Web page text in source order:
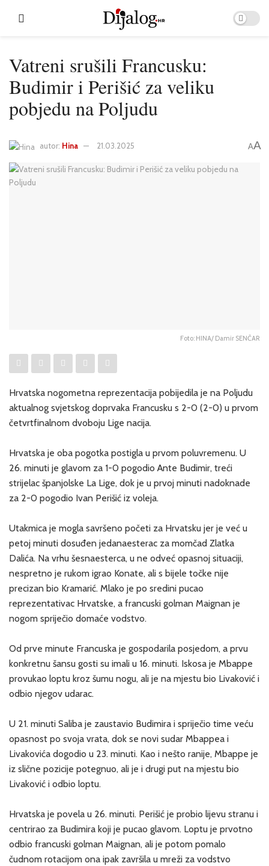
Vatreni srušili Francusku:
Budimir i Perišić za veliku
pobjedu na Poljudu
autor: Hina 21.03.2025 AA
Foto: HINA/ Damir SENČAR
Hrvatska nogometna reprezentacija pobijedila je na Poljudu
aktualnog svjetskog doprvaka Francusku s 2-0 (2-0) u prvom
četvrtfinalnom dvoboju Lige nacija.
Hrvatska je oba pogotka postigla u prvom poluvremenu. U
26. minuti je glavom za 1-0 pogodio Ante Budimir, treći
strijelac španjolske La Lige, dok je u prvoj minuti nadoknade
za 2-0 pogodio Ivan Perišić iz voleja.
Utakmica je mogla savršeno početi za Hrvatsku jer je već u
petoj minuti dosuđen jedanaesterac za momčad Zlatka
Dalića. Na vrhu šesnaesterca, u ne odveć opasnoj situaciji,
nespretno je rukom igrao Konate, ali s bijele točke nije
precizan bio Kramarić. Mlako je po sredini pucao
reprezentativac Hrvatske, a francuski golman Maignan je
nogom spriječio domaće vodstvo.
Od prve minute Francuska je gospodarila posjedom, a prvu
konkretnu šansu gosti su imali u 16. minuti. Iskosa je Mbappe
provukao loptu kroz šumu nogu, ali je na mjestu bio Livaković i
odbio njegov udarac.
U 21. minuti Saliba je zaustavio Budimira i spriječio time veću
opasnost po svoja vrata, dok se novi sudar Mbappea i
Livakovića dogodio u 23. minuti. Kao i nešto ranije, Mbappe je
iz slične pozicije potegnuo, ali je i drugi put na mjestu bio
Livaković i odbio loptu.
Hrvatska je povela u 26. minuti. Perišić je probio lijevu stranu i
centrirao za Budimira koji je pucao glavom. Loptu je prvotno
odbio francuski golman Maignan, ali je potom pomalo
čudnom rotacijom ona ipak završila u mreži za vodstvo